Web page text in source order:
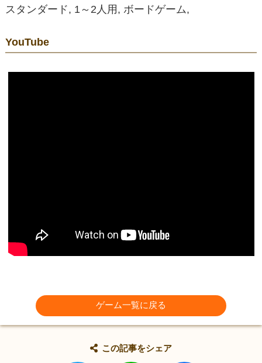
スタンダード, 1～2人用, ボードゲーム,
YouTube
ゲーム一覧に戻る
この記事をシェア